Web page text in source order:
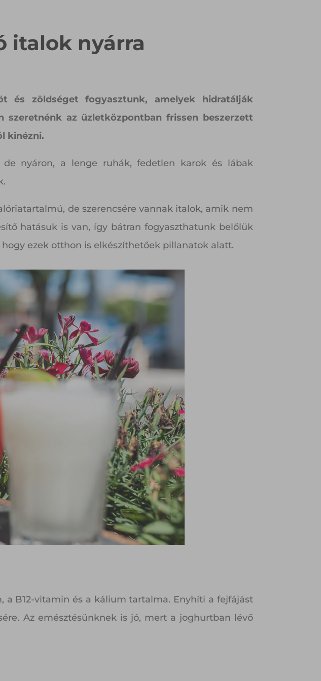
italok nyárra
zöldséget fogyasztunk, amelyek hidratálják
az üzletközpontban frissen beszerzett
kinézni.
nyáron, a lenge ruhák, fedetlen karok és lábak
de szerencsére vannak italok, amik nem
hatásuk is van, így bátran fogyaszthatunk belőlük
ezek otthon is elkészíthetőek pillanatok alatt.
a B12-vitamin és a kálium tartalma. Enyhíti a fejfájást
Az emésztésünknek is jó, mert a joghurtban lévő